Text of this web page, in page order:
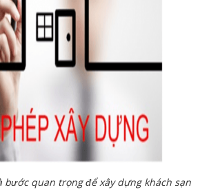
bước quan trọng để xây dựng khách sạn